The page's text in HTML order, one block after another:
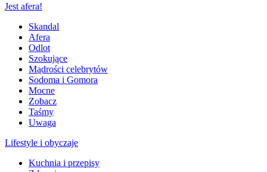
Jest afera!
Skandal
Afera
Odlot
Szokujące
Mądrości celebrytów
Sodoma i Gomora
Mocne
Zobacz
Taśmy
Uwaga
Lifestyle i obyczaje
Kuchnia i przepisy